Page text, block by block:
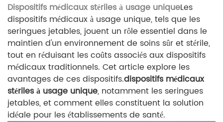
Dispositifs médicaux stériles à usage uniqueLes
dispositifs médicaux à usage unique, tels que les
seringues jetables, jouent un rôle essentiel dans le
maintien d'un environnement de soins sûr et stérile,
tout en réduisant les coûts associés aux dispositifs
médicaux traditionnels. Cet article explore les
avantages de ces dispositifs.dispositifs médicaux
stériles à usage unique, notamment les seringues
jetables, et comment elles constituent la solution
idéale pour les établissements de santé.